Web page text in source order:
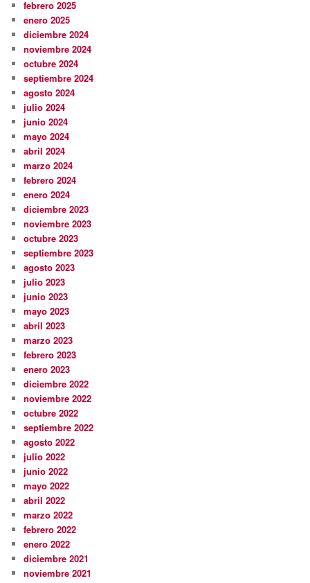
febrero 2025
enero 2025
diciembre 2024
noviembre 2024
octubre 2024
septiembre 2024
agosto 2024
julio 2024
junio 2024
mayo 2024
abril 2024
marzo 2024
febrero 2024
enero 2024
diciembre 2023
noviembre 2023
octubre 2023
septiembre 2023
agosto 2023
julio 2023
junio 2023
mayo 2023
abril 2023
marzo 2023
febrero 2023
enero 2023
diciembre 2022
noviembre 2022
octubre 2022
septiembre 2022
agosto 2022
julio 2022
junio 2022
mayo 2022
abril 2022
marzo 2022
febrero 2022
enero 2022
diciembre 2021
noviembre 2021